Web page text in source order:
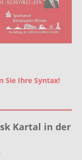
Sie Ihre Syntax!
Kartal in der